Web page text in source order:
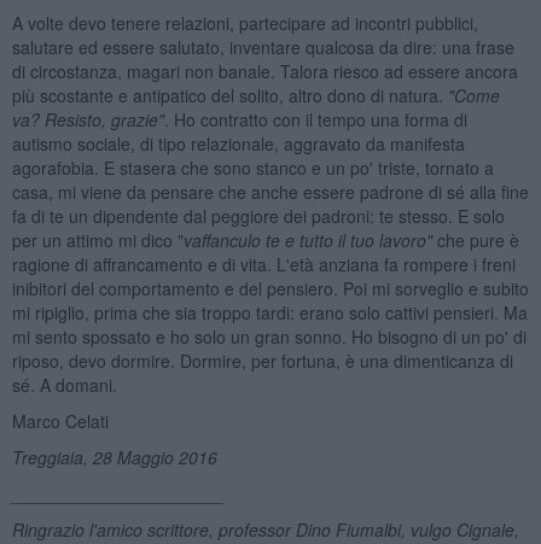
A volte devo tenere relazioni, partecipare ad incontri pubblici,
salutare ed essere salutato, inventare qualcosa da dire: una frase
di circostanza, magari non banale. Talora riesco ad essere ancora
più scostante e antipatico del solito, altro dono di natura. "Come
va? Resisto, grazie". Ho contratto con il tempo una forma di
autismo sociale, di tipo relazionale, aggravato da manifesta
agorafobia. E stasera che sono stanco e un po' triste, tornato a
casa, mi viene da pensare che anche essere padrone di sé alla fine
fa di te un dipendente dal peggiore dei padroni: te stesso. E solo
per un attimo mi dico "vaffanculo te e tutto il tuo lavoro"che pure è
ragione di affrancamento e di vita. L'età anziana fa rompere i freni
inibitori del comportamento e del pensiero. Poi mi sorveglio e subito
mi ripiglio, prima che sia troppo tardi: erano solo cattivi pensieri. Ma
mi sento spossato e ho solo un gran sonno. Ho bisogno di un po' di
riposo, devo dormire. Dormire, per fortuna, è una dimenticanza di
sé. A domani.
Marco Celati
Treggiaia, 28 Maggio 2016
Ringrazio l'amico scrittore, professor Dino Fiumalbi, vulgo Cignale,